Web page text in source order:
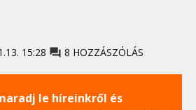
15:28 8 HOZZÁSZÓLÁS
le híreinkről és